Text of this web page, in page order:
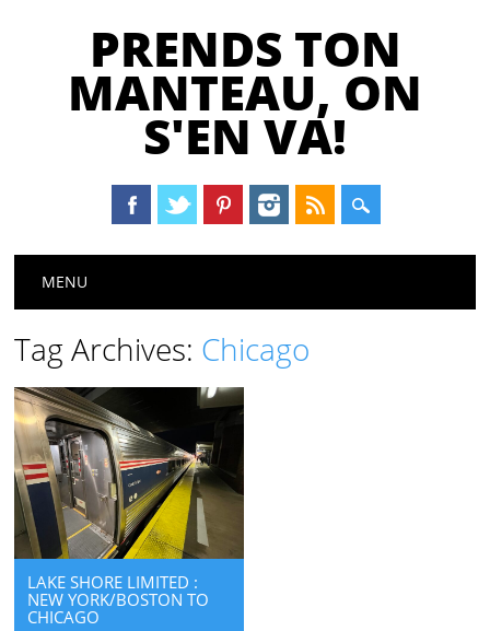
PRENDS TON
MANTEAU, ON
S'EN VA!
Main menu
MENU
Tag Archives: Chicago
LAKE SHORE LIMITED :
NEW YORK/BOSTON TO
CHICAGO